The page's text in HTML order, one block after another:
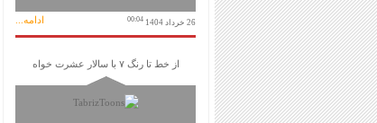
26 خرداد 1404 00:04 ادامه...
از خط تا رنگ ۷ با سالار عشرت خواه